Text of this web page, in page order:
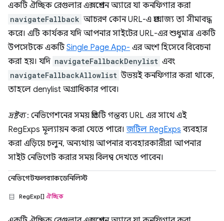
একটি ঐচ্ছিক রেগুলার এক্সপ্রেশন অ্যারে যা কনফিগার করা
navigateFallback আচরণ কোন URL-এ প্রযোজ্য তা সীমাবদ্ধ
করে। এটি কার্যকর যদি আপনার সাইটের URL-এর শুধুমাত্র একটি
উপসেটকে একটিSingle Page App- এর অংশ হিসেবে বিবেচনা
করা হয়। যদি navigateFallbackDenylist এবং
navigateFallbackAllowlist উভয়ই কনফিগার করা থাকে,
তাহলে denylist অগ্রাধিকার পাবে।
দ্রষ্টব্য: নেভিগেশনের সময় প্রতিটি গন্তব্য URL এর সাথে এই
RegExps মূল্যায়ন করা যেতে পারে। জটিল RegExps ব্যবহার
করা এড়িয়ে চলুন, অন্যথায় আপনার ব্যবহারকারীরা আপনার
সাইট নেভিগেট করার সময় বিলম্ব দেখতে পাবেন।
নেভিগেটফলব্যাকডেনিলিস্ট
RegExp[] ঐচ্ছিক